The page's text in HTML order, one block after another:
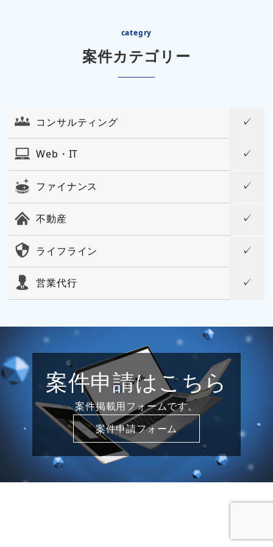
categry
案件カテゴリー
コンサルティング
Web・IT
ファイナンス
不動産
ライフライン
営業代行
案件申請はこちら
案件掲載用フォームです。
案件申請フォーム